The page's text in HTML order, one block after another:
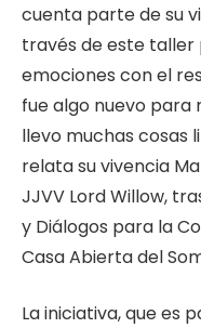
cuenta parte de su
través de este
emociones con el
fue algo nuevo para
llevo muchas cosas
relata su vivencia
JJVV Lord Willow,
y Diálogos para la
Casa Abierta del
La iniciativa, que es